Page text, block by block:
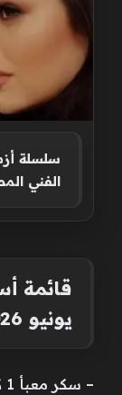
سلسلة
الفني
قائمة
يونيو 2026
– سكر معبأ 1 كجم بسعر 12.60 جنيه.